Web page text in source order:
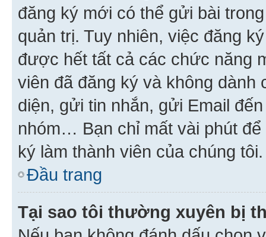
đăng ký mới có thể gửi bài
quản trị. Tuy nhiên, việc đăng
được hết tất cả các chức năng
viên đã đăng ký và không
diện, gửi tin nhắn, gửi Email
nhóm… Bạn chỉ mất vài phút
ký làm thành viên của chúng tôi.
Đầu trang
Tại sao tôi thường xuyên bị